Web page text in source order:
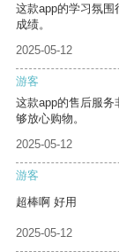
这款app的学习氛
成绩。
2025-05-12
游客
这款app的售后服
够放心购物。
2025-05-12
游客
超棒啊 好用
2025-05-12